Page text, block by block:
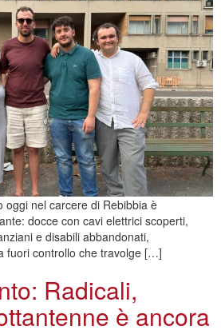
oggi nel carcere di Rebibbia è
docce con cavi elettrici scoperti,
e disabili abbandonati,
fuori controllo che travolge […]
Radicali,
è ancora